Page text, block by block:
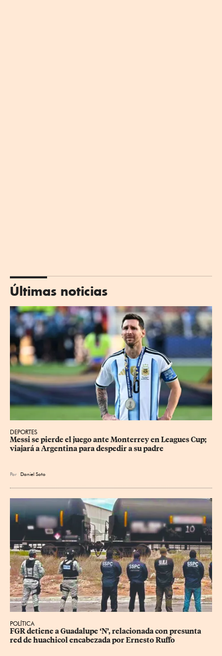
Últimas noticias
DEPORTES
Messi se pierde el juego ante Monterrey en Leagues Cup;
viajará a Argentina para despedir a su padre
Por Daniel Soto
POLÍTICA
FGR detiene a Guadalupe ‘N’, relacionada con presunta
red de huachicol encabezada por Ernesto Ruffo